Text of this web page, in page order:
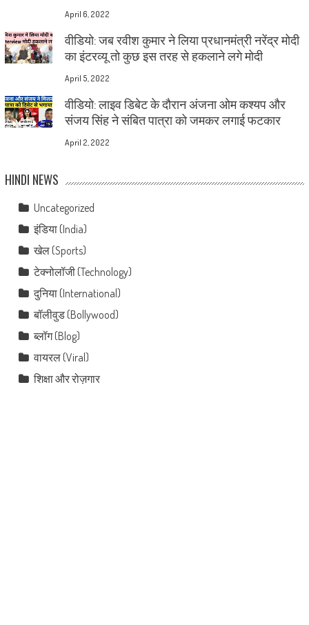
April 6, 2022
वीडियो: जब रवीश कुमार ने लिया प्रधानमंत्री नरेंद्र मोदी
का इंटरव्यू तो कुछ इस तरह से हकलाने लगे मोदी
April 5, 2022
वीडियो: लाइव डिबेट के दौरान अंजना ओम कश्यप और
संजय सिंह ने संबित पात्रा को जमकर लगाई फटकार
April 2, 2022
HINDI NEWS
Uncategorized
इंडिया (India)
खेल (Sports)
टेक्नोलॉजी (Technology)
दुनिया (International)
बॉलीवुड (Bollywood)
ब्लॉग (Blog)
वायरल (Viral)
शिक्षा और रोज़गार